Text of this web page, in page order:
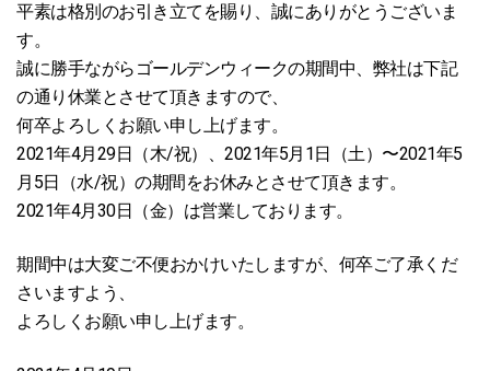
平素は格別のお引き立てを賜り、誠にありがとうございま
す。
誠に勝手ながらゴールデンウィークの期間中、弊社は下記
の通り休業とさせて頂きますので、
何卒よろしくお願い申し上げます。
2021年4月29日（木/祝）、2021年5月1日（土）〜2021年5
月5日（水/祝）の期間をお休みとさせて頂きます。
2021年4月30日（金）は営業しております。
期間中は大変ご不便おかけいたしますが、何卒ご了承くだ
さいますよう、
よろしくお願い申し上げます。